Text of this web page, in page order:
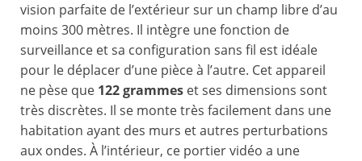
vision parfaite de l’extérieur sur un champ libre d’au
moins 300 mètres. Il intègre une fonction de
surveillance et sa configuration sans fil est idéale
pour le déplacer d’une pièce à l’autre. Cet appareil
ne pèse que 122 grammes et ses dimensions sont
très discrètes. Il se monte très facilement dans une
habitation ayant des murs et autres perturbations
aux ondes. À l’intérieur, ce portier vidéo a une